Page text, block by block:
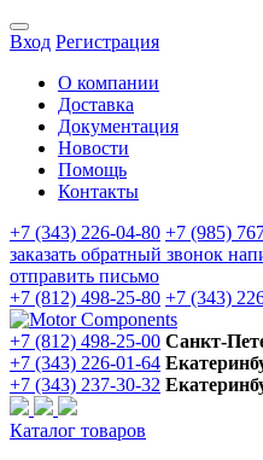
Вход Регистрация
О компании
Доставка
Документация
Новости
Помощь
Контакты
+7 (343) 226-04-80 +7 (985)
заказать обратный звонок
отправить письмо
+7 (812) 498-25-80 +7 (343)
+7 (812) 498-25-00 Санкт-
+7 (343) 226-01-64
+7 (343) 237-30-32
Каталог товаров